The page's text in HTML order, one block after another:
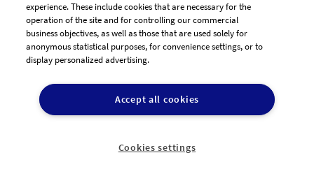
AGB Dienstleister
Datenschutz
Impressum
experience. These include cookies that are necessary for the
operation of the site and for controlling our commercial
business objectives, as well as those that are used solely for
anonymous statistical purposes, for convenience settings, or to
display personalized advertising.
Accept all cookies
Cookies settings